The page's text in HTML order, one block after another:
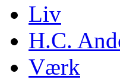
Liv
H.C.
Værk